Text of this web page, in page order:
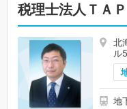
税理士法人ＴＡＰ
北
ル
地